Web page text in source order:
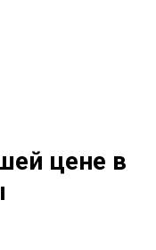
цене в